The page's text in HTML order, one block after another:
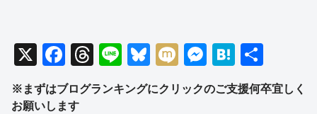
X
F
a
c
T
hr
e
Li
n
e
Bl
e
M
ixi
M
ss
H
at
e
有
※まずはブログランキングにクリックのご支援何卒宜しく
お願いします